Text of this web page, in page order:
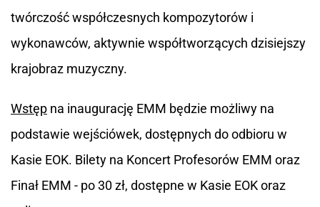
twórczość współczesnych kompozytorów i
wykonawców, aktywnie współtworzących dzisiejszy
krajobraz muzyczny.
Wstęp na inaugurację EMM będzie możliwy na
podstawie wejściówek, dostępnych do odbioru w
Kasie EOK. Bilety na Koncert Profesorów EMM oraz
Finał EMM - po 30 zł, dostępne w Kasie EOK oraz